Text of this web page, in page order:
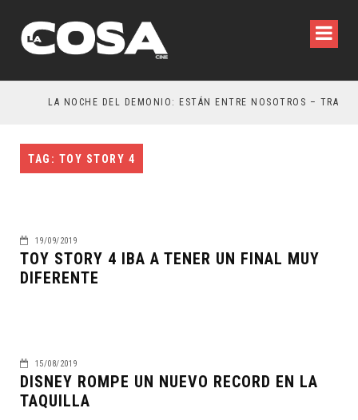
LA NOCHE DEL DEMONIO: ESTÁN ENTRE NOSOTROS – TRAILER FINAL
TAG: TOY STORY 4
19/09/2019
TOY STORY 4 IBA A TENER UN FINAL MUY
DIFERENTE
15/08/2019
DISNEY ROMPE UN NUEVO RECORD EN LA
TAQUILLA